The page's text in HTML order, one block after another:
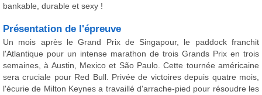
bankable, durable et sexy !
Présentation de l'épreuve
Un mois après le Grand Prix de Singapour, le paddock franchit
l'Atlantique pour un intense marathon de trois Grands Prix en trois
semaines, à Austin, Mexico et São Paulo. Cette tournée américaine
sera cruciale pour Red Bull. Privée de victoires depuis quatre mois,
l'écurie de Milton Keynes a travaillé d'arrache-pied pour résoudre les